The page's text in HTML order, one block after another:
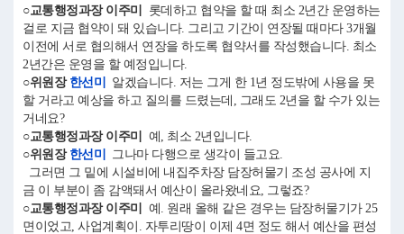
○교통행정과장 이주미
롯데하고 협약을 할 때 최소 2년간 운영하는
걸로 지금 협약이 돼 있습니다. 그리고 기간이 연장될 때마다 3개월
이전에 서로 협의해서 연장을 하도록 협약서를 작성했습니다. 최소
2년간은 운영을 할 예정입니다.
○위원장 한선미
알겠습니다. 저는 그게 한 1년 정도밖에 사용을 못
할 거라고 예상을 하고 질의를 드렸는데, 그래도 2년을 할 수가 있는
거네요?
○교통행정과장 이주미
예, 최소 2년입니다.
○위원장 한선미
그나마 다행으로 생각이 들고요.
그러면 그 밑에 시설비에 내집주차장 담장허물기 조성 공사에 지
금 이 부분이 좀 감액돼서 예산이 올라왔네요, 그렇죠?
○교통행정과장 이주미
예. 원래 올해 같은 경우는 담장허물기가 25
면이었고, 사업계획이. 자투리땅이 이제 4면 정도 해서 예산을 편성